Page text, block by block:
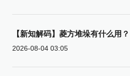
【新知解码】菱方堆垛有什么用？
2026-08-04 03:05